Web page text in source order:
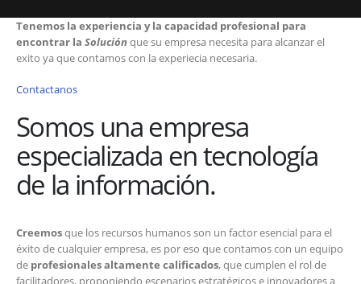
Tenemos la experiencia y la capacidad profesional para
encontrar la Solución que su empresa necesita para alcanzar el
exito ya que contamos con la experiecia necesaria.
Contactanos
Somos una empresa
especializada en tecnología
de la información.
Creemosque los recursos humanos son un factor esencial para el
éxito de cualquier empresa, es por eso que contamos con un equipo
de profesionales altamente calificados, que cumplen el rol de
facilitadores, proponiendo escenarios estratégicos e innovadores a